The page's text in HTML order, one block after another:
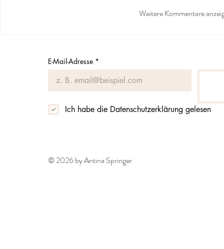
Weitere Kommentare
E-Mail-Adresse *
Ich habe die Datenschutzerklärung gelesen
© 2026 by Antina Springer